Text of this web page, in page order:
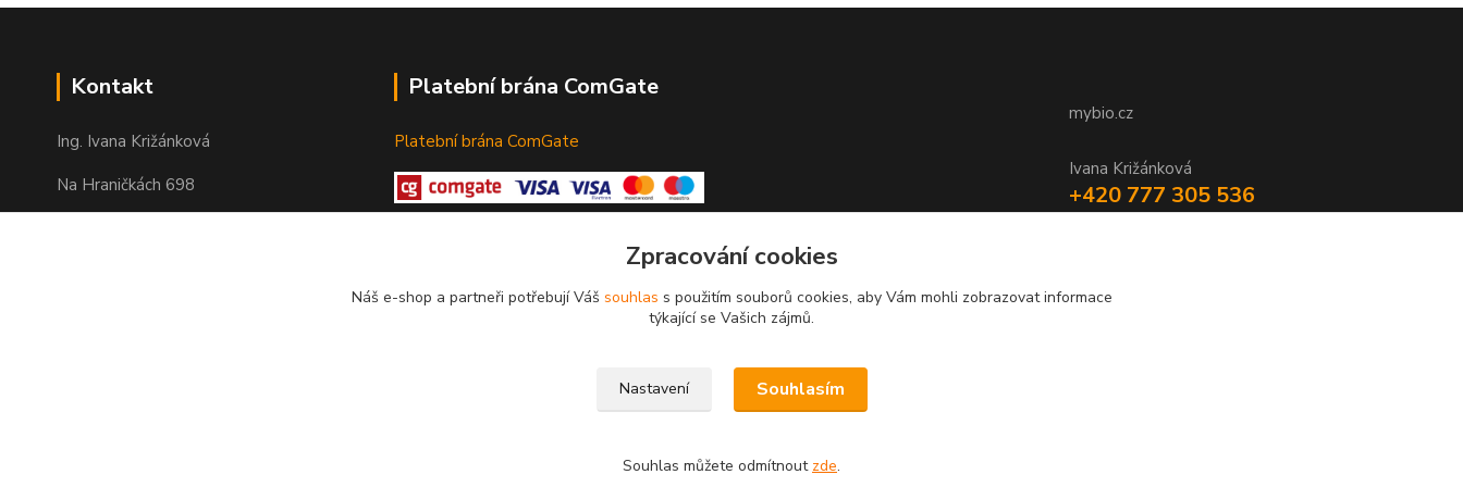
Kontakt
Ing. Ivana Križánková
Na Hraničkách 698
Platební brána ComGate
Platební brána ComGate
mybio.cz
Ivana Križánková
+420 777 305 536
Zpracování cookies
Náš e-shop a partneři potřebují Váš souhlas s použitím souborů cookies, aby Vám mohli zobrazovat informace
týkající se Vašich zájmů.
Nastavení Souhlasím
Souhlas můžete odmítnout zde.